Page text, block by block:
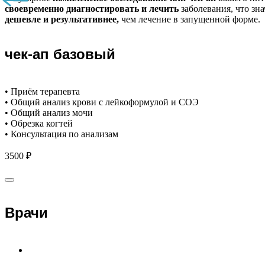
своевременно диагностировать и лечить заболевания, что
дешевле и результативнее, чем лечение в запущенной форме.
чек-ап базовый
• Приём терапевта
• Общий анализ крови с лейкоформулой и СОЭ
• Общий анализ мочи
• Обрезка когтей
• Консультация по анализам
3500 ₽
Врачи